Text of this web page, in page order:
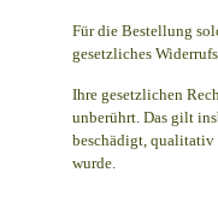
Für die Bestellung
gesetzliches
Ihre gesetzlichen
unberührt. Das gilt
beschädigt, qualitativ
wurde.